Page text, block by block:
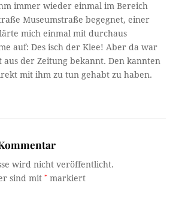
immer wieder einmal im Bereich
Museumstraße begegnet, einer
mich einmal mit durchaus
auf: Des isch der Klee! Aber da war
aus der Zeitung bekannt. Den kannten
mit ihm zu tun gehabt zu haben.
wird nicht veröffentlicht.
sind mit* markiert